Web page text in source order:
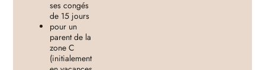
ses congés
de 15 jours
pour un
parent de la
zone C
(initialement